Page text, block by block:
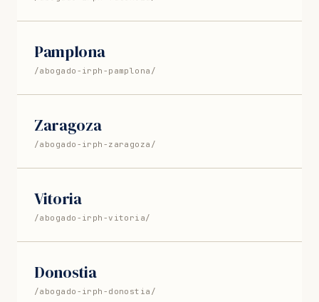
Pamplona
/abogado-irph-pamplona/
Zaragoza
/abogado-irph-zaragoza/
Vitoria
/abogado-irph-vitoria/
Donostia
/abogado-irph-donostia/